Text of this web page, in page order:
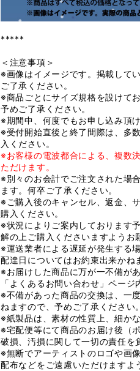
*****
＜注意事項＞
※画像はイメージです。掲載して
ご了承ください。
※商品ごとにサイズ規格を設けて
予めご了承ください。
※期間中、何度でもお申し込み頂
※受付開始直後と終了間際は、多
入ください。
※お客様の電波都合による、複数
ただけます。
※別々のお会計でご注文された場
ます。何卒ご了承ください。
※ご購入後のキャンセル、返金、
購入ください。
※状況によりご案内しております
解の上ご購入くださいますようお
※運送業者による遅延が発生する
配達日についてはお約束出来かね
※お届けした商品に万が一不備が
「よくあるお問い合わせ」ページ
※不備があった商品の交換は、一
ねますので、予めご了承ください。
※紙製品は、素材の性質上、細か
※宅配便等にて商品のお届け後（
破損、汚損に関して一切の責任を
※無断でアーティストのロゴや画
配布などをご遠慮いただけますよ